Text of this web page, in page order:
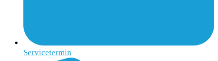
Servicetermin